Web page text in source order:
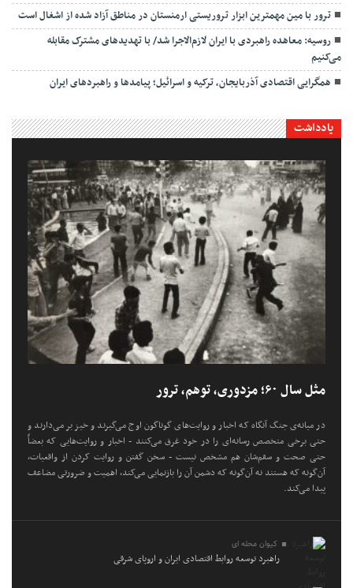
ترور با مین مهمترین ابزار تروریستی ارمنستان در مناطق آزاد شده از اشغال است
روسیه: معاهده راهبردی با ایران لازم‌الاجرا شد/ با تهدیدهای مشترک مقابله
می‌کنیم
همگرایی اقتصادی آذربایجان، ترکیه و اسرائیل؛ پیامدها و راهبردهای ایران
یادداشت
مثل سال ۶۰؛ مزدوری، توهم، ترور
در میانه‌ی جنگ آنگاه که اخبار و روایت‌های گوناگون اوج می‌گیرند و خیز بر می‌دارند و
حتی برخی متخصص رسانه‌ای را در خود غرق می‌کنند - اخبار و روایت‌هایی که بعضاً
حتی صحت و سقم‌شان هم مشخص نیست - سخن گفتن و روایت کردن از واقعیات،
آن‌گونه که هستند نه آن‌گونه که دشمن آن را بازنمایی می‌کند، اهمیت و ضرورتی مضاعف
پیدا می‌کند.
کیوان محله ای
راهبرد توسعه روابط اقتصادی ایران و اروپای شرقی